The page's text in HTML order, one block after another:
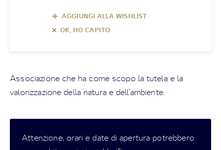
AGGIUNGI ALLA WISHLIST
OK, HO CAPITO
Associazione che ha come scopo la tutela e la
valorizzazione della natura e dell'ambiente.
Attenzione, orari e date di apertura potrebbero